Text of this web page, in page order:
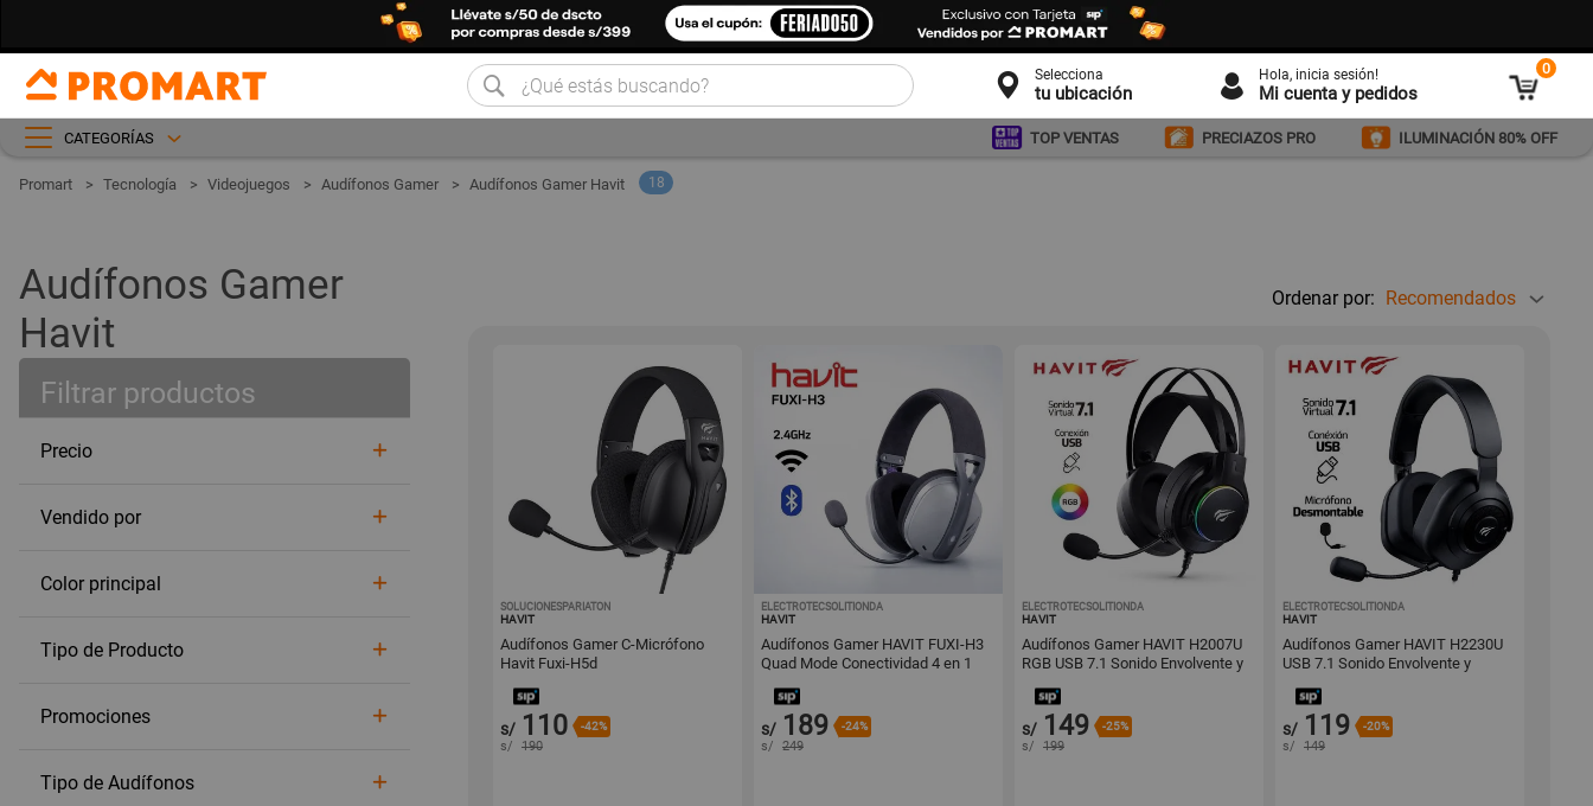
Selecciona
tu ubicación
Hola, inicia sesión!
Mi cuenta y pedidos
0
CATEGORÍAS TOP VENTAS PRECIAZOS PRO ILUMINACIÓN 80% OFF
Tecnología Videojuegos Audífonos Gamer Audífonos Gamer Havit 18
Audífonos Gamer
Havit
Filtrar productos
Precio
Color principal
Vendido por
Promociones
Tipo de Audífonos
Tipo de Producto
Ordenar por: Recomendados
SOLUCIONESPARIATON
HAVIT
Audífonos Gamer C-Micrófono
Havit Fuxi-H5d
s/ 110 -42%
s/ 190
ELECTROTECSOLITIONDA
HAVIT
Audífonos Gamer HAVIT FUXI-H3
Quad Mode Conectividad 4 en 1
s/ 189 -24%
s/ 249
ELECTROTECSOLITIONDA
HAVIT
Audífonos Gamer HAVIT H2007U
RGB USB 7.1 Sonido Envolvente y
s/ 149 -25%
s/ 199
ELECTROTECSOLITIONDA
HAVIT
Audífonos Gamer HAVIT H2230U
USB 7.1 Sonido Envolvente y
s/ 119 -20%
s/ 149